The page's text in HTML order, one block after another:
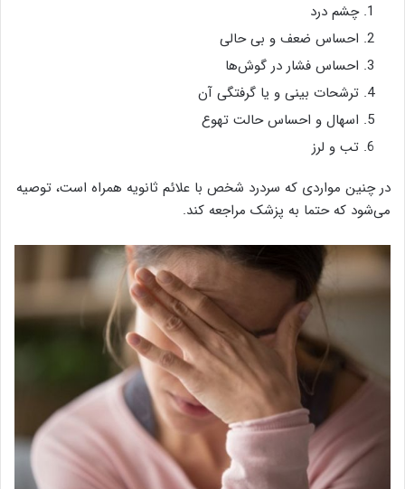
چشم درد
احساس ضعف و بی حالی
احساس فشار در گوش‌ها
ترشحات بینی و یا گرفتگی آن
اسهال و احساس حالت تهوع
تب و لرز
در چنین مواردی که سردرد شخص با علائم ثانویه همراه است، توصیه
می‌شود که حتما به پزشک مراجعه کند.